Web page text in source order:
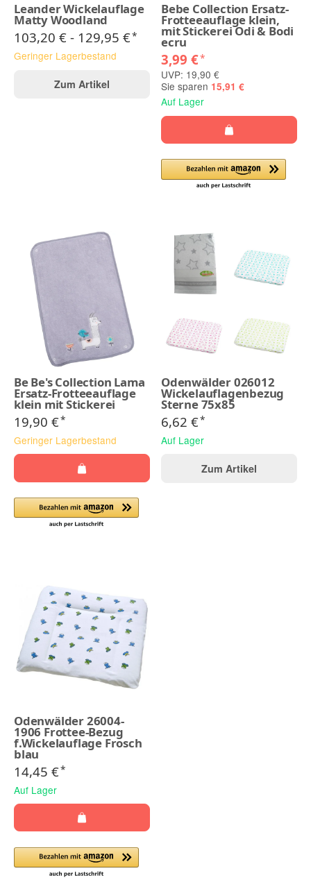
Leander Wickelauflage
Matty Woodland
103,20 € - 129,95 €*
Geringer Lagerbestand
Zum Artikel
Bebe Collection Ersatz-
Frotteeauflage klein,
mit Stickerei Odi & Bodi
ecru
3,99 €*
UVP: 19,90 €
Sie sparen 15,91 €
Auf Lager
Be Be's Collection Lama
Ersatz-Frotteeauflage
klein mit Stickerei
19,90 €*
Geringer Lagerbestand
Odenwälder 026012
Wickelauflagenbezug
Sterne 75x85
6,62 €*
Auf Lager
Zum Artikel
Odenwälder 26004-
1906 Frottee-Bezug
f.Wickelauflage Frosch
blau
14,45 €*
Auf Lager